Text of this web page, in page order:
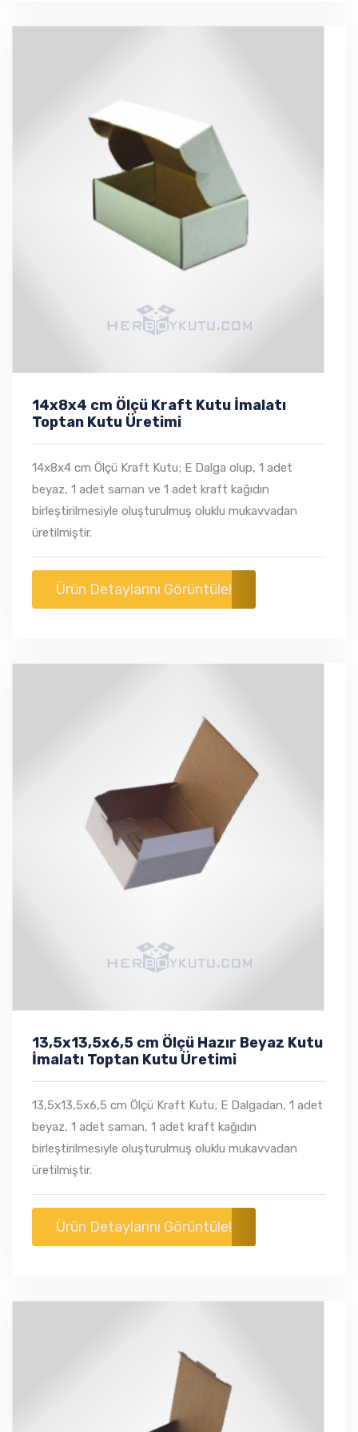
14x8x4 cm Ölçü Kraft Kutu İmalatı
Toptan Kutu Üretimi
14x8x4 cm Ölçü Kraft Kutu; E Dalga olup, 1 adet
beyaz, 1 adet saman ve 1 adet kraft kağıdın
birleştirilmesiyle oluşturulmuş oluklu mukavvadan
üretilmiştir.
Ürün Detaylarını Görüntüle!
13,5x13,5x6,5 cm Ölçü Hazır Beyaz Kutu
İmalatı Toptan Kutu Üretimi
13,5x13,5x6,5 cm Ölçü Kraft Kutu; E Dalgadan, 1 adet
beyaz, 1 adet saman, 1 adet kraft kağıdın
birleştirilmesiyle oluşturulmuş oluklu mukavvadan
üretilmiştir.
Ürün Detaylarını Görüntüle!